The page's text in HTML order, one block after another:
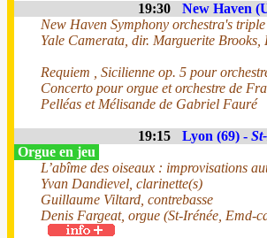
19:30 New Haven
New Haven Symphony orchestra's
Yale Camerata, dir. Marguerite
Requiem , Sicilienne op. 5 pour
Concerto pour orgue et orchestre de
Pelléas et Mélisande de Gabriel Fauré
19:15 Lyon (69) -
Orgue en jeu
L’abîme des oiseaux : improvisations
Yvan Dandievel, clarinette(s)
Guillaume Viltard, contrebasse
Denis Fargeat, orgue (St-Irénée, Emd-